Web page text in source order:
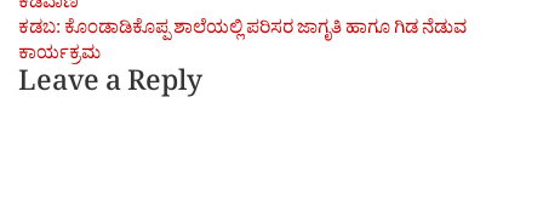
navigation
ಕಡಬ: ಕೊಂಡಾಡಿಕೊಪ್ಪ ಶಾಲೆಯಲ್ಲಿ ಪರಿಸರ ಜಾಗೃತಿ ಹಾಗೂ ಗಿಡ ನೆಡುವ
ಕಾರ್ಯಕ್ರಮ
Leave a Reply